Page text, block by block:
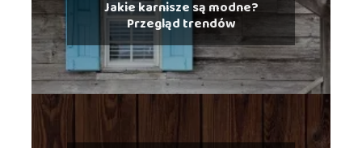
Jakie karnisze są modne?
Przegląd trendów